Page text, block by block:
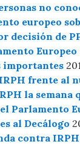
no
europeo
decisión de
importantes
IRPH frente al
la semana
Parlamento
al Decálogo
contra